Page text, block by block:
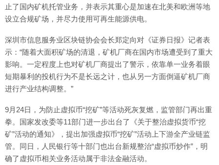
止了国内矿机托管业务，并表示其重心是加速在北美和欧洲等地
设立合规矿场，并尽力使用可再生能源供电。
深圳市信息服务业区块链协会会长郑定向对《证券日报》记者表
示：“随着大面积矿场的清退，矿机厂商在国内市场遭受到了重大
影响。一定程度上也对矿机厂商提出了警示，依靠单一业务着眼
短期暴利的投机行为不是长远之计，也从另一方面倒逼矿机厂商
进行产业结构调整。”
9月24日，为防止虚拟币“挖矿”等活动死灰复燃，监管部门再出重
拳。国家发改委等11部门进一步出台了《关于整治虚拟货币“挖
矿”活动的通知》，提出加强虚拟币“挖矿”活动上下游全产业链监
管。同日，人民银行等十部门也出台新规整治“虚拟币炒作”，明
确了虚拟币相关业务活动属于非法金融活动。